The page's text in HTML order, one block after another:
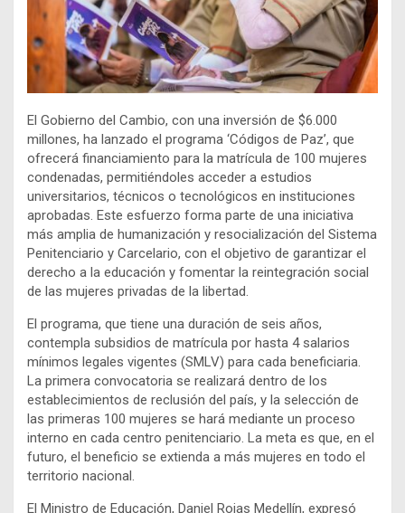
El Gobierno del Cambio, con una inversión de $6.000
millones, ha lanzado el programa ‘Códigos de Paz’, que
ofrecerá financiamiento para la matrícula de 100 mujeres
condenadas, permitiéndoles acceder a estudios
universitarios, técnicos o tecnológicos en instituciones
aprobadas. Este esfuerzo forma parte de una iniciativa
más amplia de humanización y resocialización del Sistema
Penitenciario y Carcelario, con el objetivo de garantizar el
derecho a la educación y fomentar la reintegración social
de las mujeres privadas de la libertad.
El programa, que tiene una duración de seis años,
contempla subsidios de matrícula por hasta 4 salarios
mínimos legales vigentes (SMLV) para cada beneficiaria.
La primera convocatoria se realizará dentro de los
establecimientos de reclusión del país, y la selección de
las primeras 100 mujeres se hará mediante un proceso
interno en cada centro penitenciario. La meta es que, en el
futuro, el beneficio se extienda a más mujeres en todo el
territorio nacional.
El Ministro de Educación, Daniel Rojas Medellín, expresó